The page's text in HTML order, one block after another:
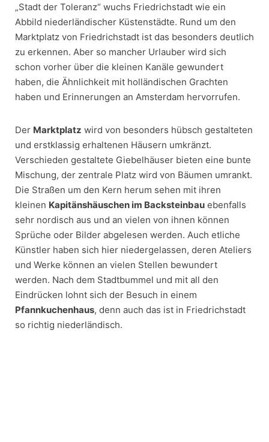
„Stadt der Toleranz“ wuchs Friedrichstadt wie ein
Abbild niederländischer Küstenstädte. Rund um den
Marktplatz von Friedrichstadt ist das besonders deutlich
zu erkennen. Aber so mancher Urlauber wird sich
schon vorher über die kleinen Kanäle gewundert
haben, die Ähnlichkeit mit holländischen Grachten
haben und Erinnerungen an Amsterdam hervorrufen.
Der Marktplatz wird von besonders hübsch gestalteten
und erstklassig erhaltenen Häusern umkränzt.
Verschieden gestaltete Giebelhäuser bieten eine bunte
Mischung, der zentrale Platz wird von Bäumen umrankt.
Die Straßen um den Kern herum sehen mit ihren
kleinen Kapitänshäuschen im Backsteinbau ebenfalls
sehr nordisch aus und an vielen von ihnen können
Sprüche oder Bilder abgelesen werden. Auch etliche
Künstler haben sich hier niedergelassen, deren Ateliers
und Werke können an vielen Stellen bewundert
werden. Nach dem Stadtbummel und mit all den
Eindrücken lohnt sich der Besuch in einem
Pfannkuchenhaus, denn auch das ist in Friedrichstadt
so richtig niederländisch.